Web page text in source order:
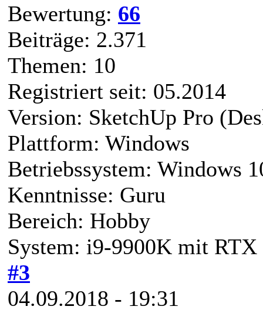
Bewertung: 66
Beiträge: 2.371
Themen: 10
Registriert seit: 05.2014
Version: SketchUp Pro
Plattform: Windows
Betriebssystem: Windows
Kenntnisse: Guru
Bereich: Hobby
System: i9-9900K mit RTX
#3
04.09.2018 - 19:31